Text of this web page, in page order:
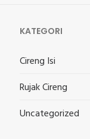
KATEGORI
Cireng Isi
Rujak Cireng
Uncategorized